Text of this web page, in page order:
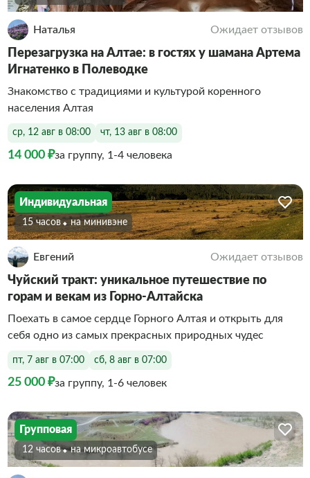
Наталья Ожидает отзывов
Перезагрузка на Алтае: в гостях у шамана Артема
Игнатенко в Полеводке
Знакомство с традициями и культурой коренного
населения Алтая
ср, 12 авг в 08:00 чт, 13 авг в 08:00
14 000 ₽за группу, 1-4 человека
Индивидуальная
15 часов На минивэне
Евгений Ожидает отзывов
Чуйский тракт: уникальное путешествие по
горам и векам из Горно-Алтайска
Поехать в самое сердце Горного Алтая и открыть для
себя одно из самых прекрасных природных чудес
пт, 7 авг в 07:00 сб, 8 авг в 07:00
25 000 ₽за группу, 1-6 человек
Групповая
12 часов На микроавтобусе